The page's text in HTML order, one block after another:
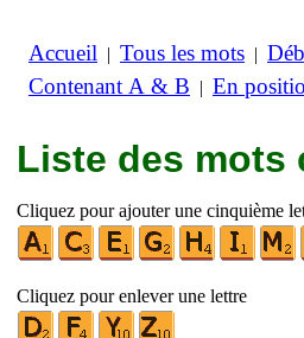
Accueil | Tous les mots |
Contenant A & B | En
Liste des mots
Cliquez pour ajouter une cinquième
Cliquez pour enlever une lettre